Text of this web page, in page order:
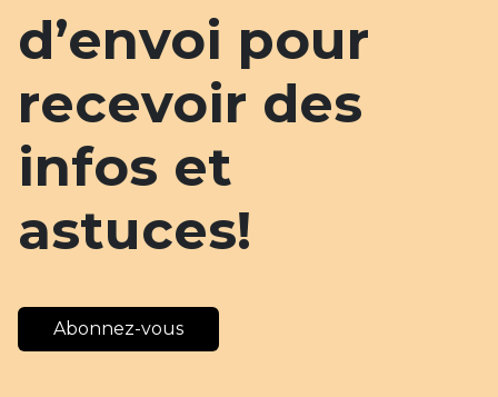
d’envoi pour
recevoir des
infos et
astuces!
Abonnez-vous